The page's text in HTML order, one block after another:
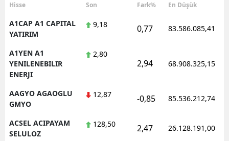
Hisse Son Fark% En Düşük
A1CAP A1 CAPITAL
YATIRIM
9,18 0,77 83.586.085,41
A1YEN A1
YENILENEBILIR
ENERJI
2,80
2,94 68.908.325,15
AAGYO AGAOGLU
GMYO
12,87 -0,85 85.536.212,74
ACSEL ACIPAYAM
SELULOZ
128,50 2,47 26.128.191,00